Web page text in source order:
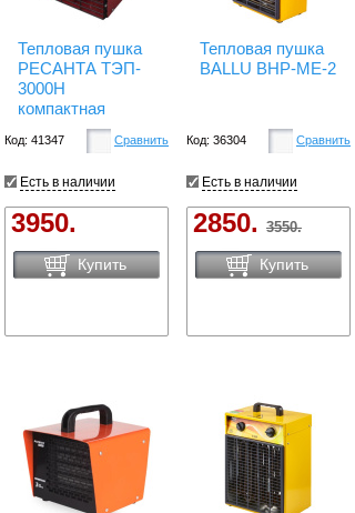
Тепловая пушка
РЕСАНТА ТЭП-
3000Н
компактная
Код: 41347 Сравнить
Есть в наличии
3950.
Купить
Тепловая пушка
BALLU BHP-ME-2
Код: 36304 Сравнить
Есть в наличии
2850. 3550.
Купить